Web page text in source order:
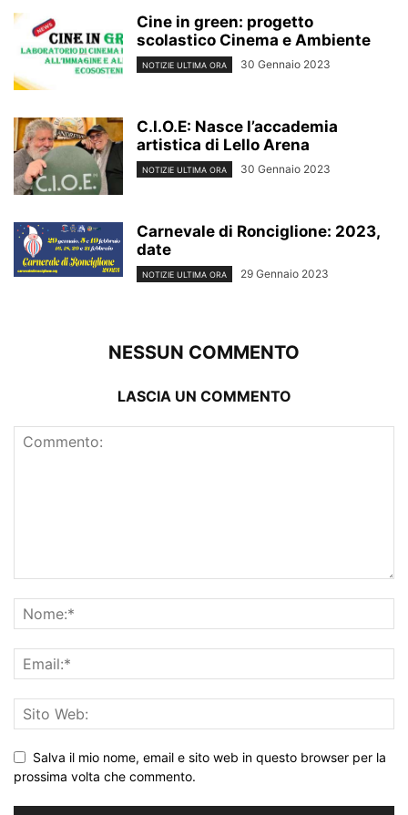
Cine in green: progetto
scolastico Cinema e Ambiente
NOTIZIE ULTIMA ORA 30 Gennaio 2023
C.I.O.E: Nasce l’accademia
artistica di Lello Arena
NOTIZIE ULTIMA ORA 30 Gennaio 2023
Carnevale di Ronciglione: 2023,
date
NOTIZIE ULTIMA ORA 29 Gennaio 2023
NESSUN COMMENTO
LASCIA UN COMMENTO
Salva il mio nome, email e sito web in questo browser per la
prossima volta che commento.